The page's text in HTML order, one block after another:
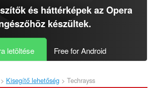
és háttérképek azOpera
készültek.
letöltése Free for Android
Kisegítő lehetőség Techrayss‎